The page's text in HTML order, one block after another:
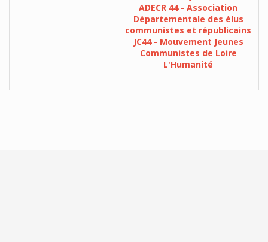
ADECR 44 - Association
Départementale des élus
communistes et républicains
JC44 - Mouvement Jeunes
Communistes de Loire
L'Humanité